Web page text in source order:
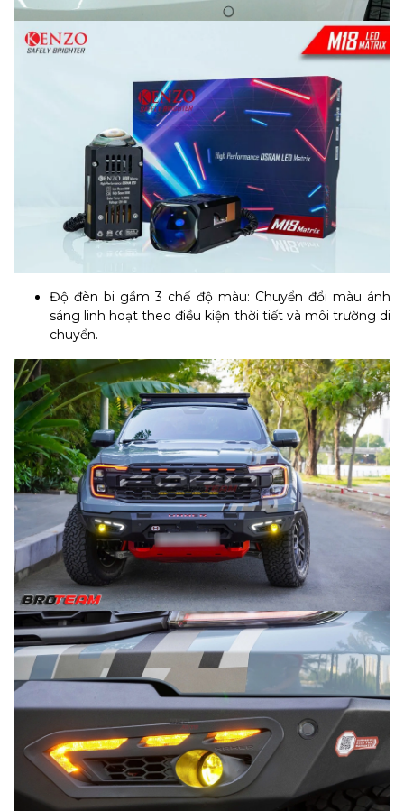
Độ đèn bi gầm 3 chế độ màu: Chuyển đổi màu ánh
sáng linh hoạt theo điều kiện thời tiết và môi trường di
chuyển.